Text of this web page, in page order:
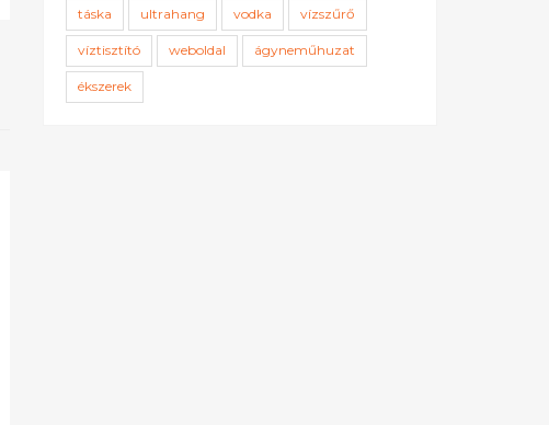
táska ultrahang vodka vízszűrő
víztisztító weboldal ágyneműhuzat
ékszerek